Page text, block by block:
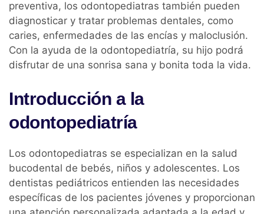
preventiva, los odontopediatras también pueden
diagnosticar y tratar problemas dentales, como
caries, enfermedades de las encías y maloclusión.
Con la ayuda de la odontopediatría, su hijo podrá
disfrutar de una sonrisa sana y bonita toda la vida.
Introducción a la
odontopediatría
Los odontopediatras se especializan en la salud
bucodental de bebés, niños y adolescentes. Los
dentistas pediátricos entienden las necesidades
específicas de los pacientes jóvenes y proporcionan